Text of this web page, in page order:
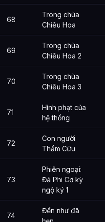
68
Trong chùa
Chiêu Hoa
69
Trong chùa
Chiêu Hoa 2
70
Trong chùa
Chiêu Hoa 3
71
Hình phạt của
hệ thống
72
Con người
Thẩm Cửu
73
Phiên ngoại:
Đả Phi Cơ kỳ
ngộ ký 1
74
Đến như đã